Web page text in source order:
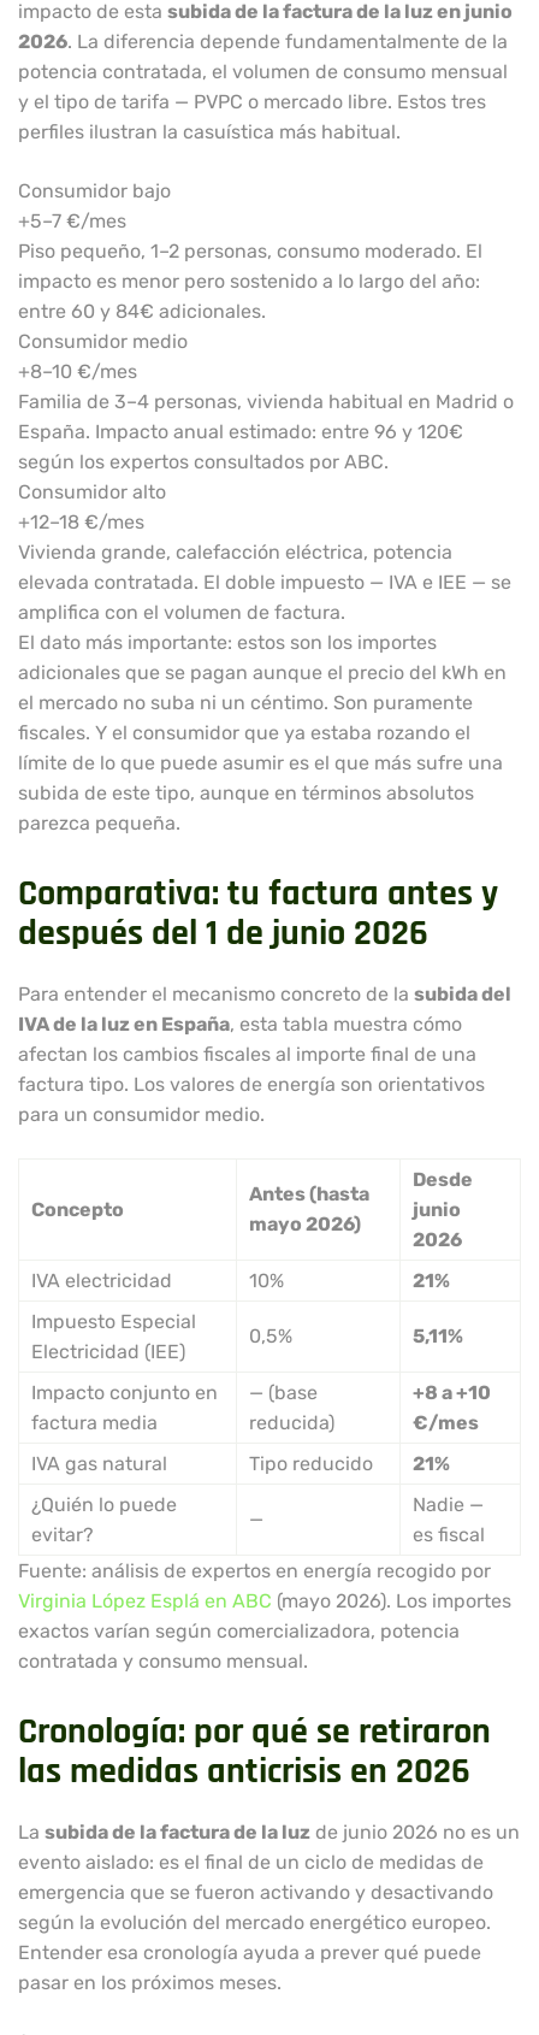
impacto de esta subida de la factura de la luz en junio
2026. La diferencia depende fundamentalmente de la
potencia contratada, el volumen de consumo mensual
y el tipo de tarifa — PVPC o mercado libre. Estos tres
perfiles ilustran la casuística más habitual.
Consumidor bajo
+5–7 €/mes
Piso pequeño, 1–2 personas, consumo moderado. El
impacto es menor pero sostenido a lo largo del año:
entre 60 y 84€ adicionales.
Consumidor medio
+8–10 €/mes
Familia de 3–4 personas, vivienda habitual en Madrid o
España. Impacto anual estimado: entre 96 y 120€
según los expertos consultados por ABC.
Consumidor alto
+12–18 €/mes
Vivienda grande, calefacción eléctrica, potencia
elevada contratada. El doble impuesto — IVA e IEE — se
amplifica con el volumen de factura.
El dato más importante: estos son los importes
adicionales que se pagan aunque el precio del kWh en
el mercado no suba ni un céntimo. Son puramente
fiscales. Y el consumidor que ya estaba rozando el
límite de lo que puede asumir es el que más sufre una
subida de este tipo, aunque en términos absolutos
parezca pequeña.
Comparativa: tu factura antes y
después del 1 de junio 2026
Para entender el mecanismo concreto de la subida del
IVA de la luz en España, esta tabla muestra cómo
afectan los cambios fiscales al importe final de una
factura tipo. Los valores de energía son orientativos
para un consumidor medio.
Concepto
Antes (hasta
mayo 2026)
Desde
junio
2026
IVA electricidad
10%
21%
Impuesto Especial
Electricidad (IEE)
0,5% 5,11%
Impacto conjunto en
factura media
— (base
reducida)
+8 a +10
€/mes
IVA gas natural
Tipo reducido
21%
¿Quién lo puede
evitar?
—
Nadie —
es fiscal
Fuente: análisis de expertos en energía recogido por
Virginia López Esplá en ABC (mayo 2026). Los importes
exactos varían según comercializadora, potencia
contratada y consumo mensual.
Cronología: por qué se retiraron
las medidas anticrisis en 2026
La subida de la factura de la luz de junio 2026 no es un
evento aislado: es el final de un ciclo de medidas de
emergencia que se fueron activando y desactivando
según la evolución del mercado energético europeo.
Entender esa cronología ayuda a prever qué puede
pasar en los próximos meses.